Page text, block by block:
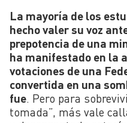
La mayoría de los
hecho valer su voz
prepotencia de una
ha manifestado en la
votaciones de una
convertida en una
fue. Pero para
tomada”, más vale